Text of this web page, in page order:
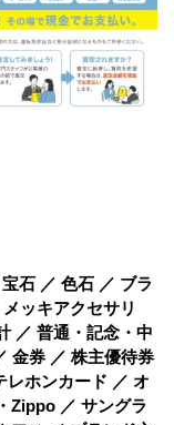
石 ／ 色石 ／ ブラ
ッキアクセサリ
／ 普通・記念・中
金券 ／ 株主優待券
レホンカード ／ オ
Zippo ／ サングラ